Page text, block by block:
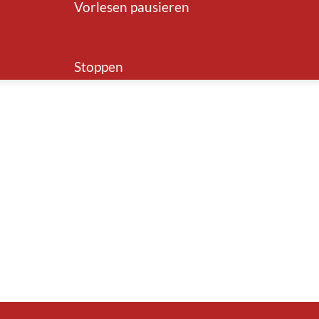
Vorlesen pausieren
Stoppen
Tel. +41 61 552 51 40.
und